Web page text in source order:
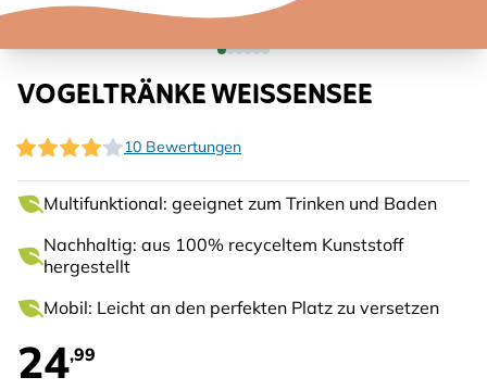
VOGELTRÄNKE WEISSENSEE
10 Bewertungen
Multifunktional: geeignet zum Trinken und Baden
Nachhaltig: aus 100% recyceltem Kunststoff
hergestellt
Mobil: Leicht an den perfekten Platz zu versetzen
24,99